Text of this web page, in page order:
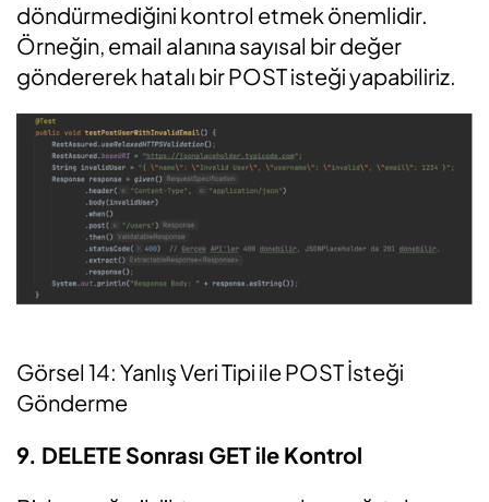
döndürmediğini kontrol etmek önemlidir.
Örneğin, email alanına sayısal bir değer
göndererek hatalı bir POST isteği yapabiliriz.
Görsel 14: Yanlış Veri Tipi ile POST İsteği
Gönderme
9. DELETE Sonrası GET ile Kontrol